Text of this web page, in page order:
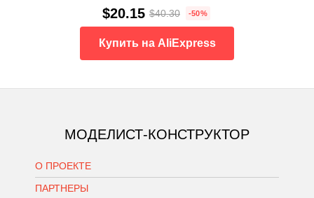
$20.15 $40.30 -50%
Купить на AliExpress
МОДЕЛИСТ-КОНСТРУКТОР
О ПРОЕКТЕ
ПАРТНЕРЫ